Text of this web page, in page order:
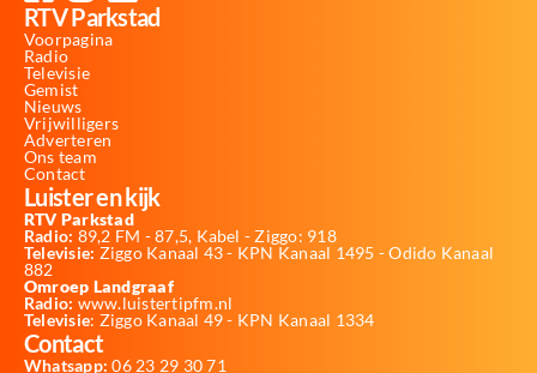
RTV Parkstad
Voorpagina
Radio
Televisie
Gemist
Nieuws
Vrijwilligers
Adverteren
Ons team
Contact
Luister en kijk
RTV Parkstad
Radio: 89,2 FM - 87,5, Kabel - Ziggo: 918
Televisie: Ziggo Kanaal 43 - KPN Kanaal 1495 - Odido Kanaal
882
Omroep Landgraaf
Radio: www.luistertipfm.nl
Televisie: Ziggo Kanaal 49 - KPN Kanaal 1334
Contact
Whatsapp: 06 23 29 30 71